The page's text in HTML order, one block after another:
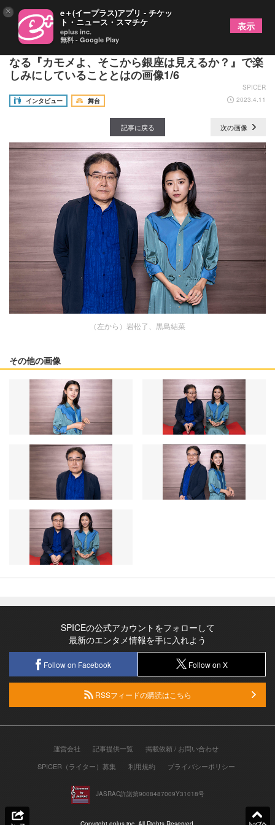
岩松了×黒島結菜インタビュー～6年ぶりのタッグと
なる『カモメよ、そこから銀座は見えるか？』で楽
しみにしていることとはの画像1/6
SPICER
インタビュー
舞台 2023.4.11
記事に戻る 次の画像
（左から）岩松了、黒島結菜
その他の画像
SPICEの公式アカウントをフォローして
最新のエンタメ情報を手に入れよう
Follow on Facebook Follow on X
RSSフィードの購読はこちら
運営会社 記事提供一覧
掲載依頼 / お問い合わせ
SPICER（ライター）募集
利用規約 プライバシーポリシー
JASRAC許諾第9008487009Y31018号
× e＋(イープラス)アプリ - チケッ
ト・ニュース・スマチケ
eplus inc.
無料 - Google Play
表示